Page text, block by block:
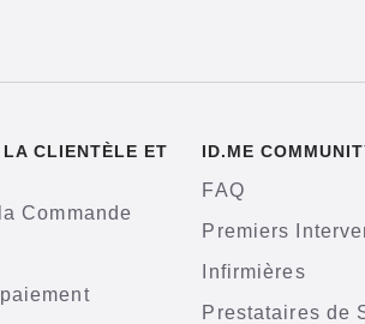
LA CLIENTÈLE ET
Commande
ID.ME
FAQ
Premiers
Infirmières
Prestataires de